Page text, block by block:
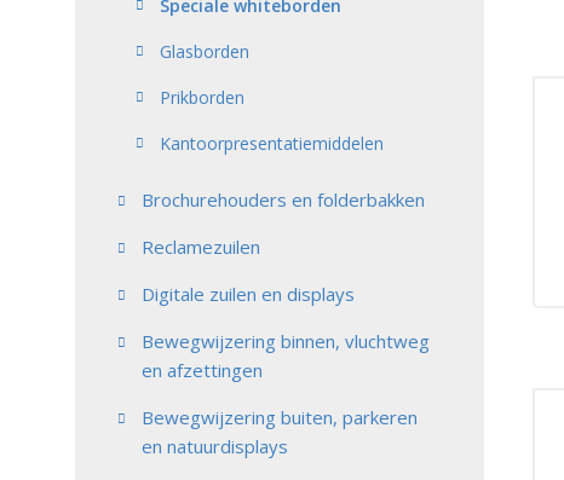
Speciale whiteborden
Glasborden
Prikborden
Kantoorpresentatiemiddelen
Brochurehouders en folderbakken
Reclamezuilen
Digitale zuilen en displays
Bewegwijzering binnen, vluchtweg
en afzettingen
Bewegwijzering buiten, parkeren
en natuurdisplays